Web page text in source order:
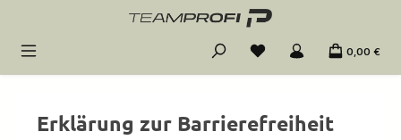
Zum Hauptinhalt springen
0,00 €
Erklärung zur Barrierefreiheit